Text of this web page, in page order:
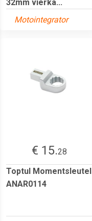
32mm vierka...
Motointegrator
€ 15.28
Toptul Momentsleutel
ANAR0114